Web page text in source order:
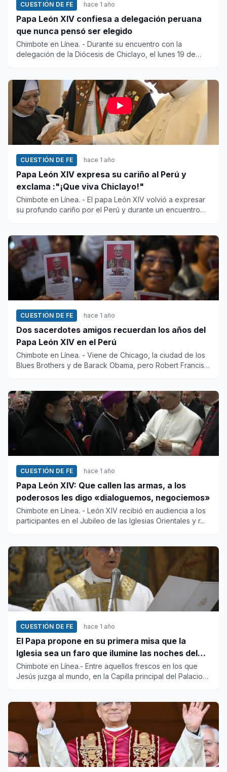
CUESTIÓN DE FE hace 1 año
Papa León XIV confiesa a delegación peruana
que nunca pensó ser elegido
Chimbote en Línea. - Durante su encuentro con la
delegación de la Diócesis de Chiclayo, el lunes 19 de
CUESTIÓN DE FE hace 1 año
Papa León XIV expresa su cariño al Perú y
exclama :"¡Que viva Chiclayo!"
Chimbote en Línea. - El papa León XIV volvió a expresar
su profundo cariño por el Perú y durante un encuentro
CUESTIÓN DE FE hace 1 año
Dos sacerdotes amigos recuerdan los años del
Papa León XIV en el Perú
Chimbote en Línea. - Viene de Chicago, la ciudad de los
Blues Brothers y de Barack Obama, pero Robert Francis
CUESTIÓN DE FE hace 1 año
Papa León XIV: Que callen las armas, a los
poderosos les digo «dialoguemos, negociemos»
Chimbote en Línea. - León XIV recibió en audiencia a los
participantes en el Jubileo de las Iglesias Orientales y r...
CUESTIÓN DE FE hace 1 año
El Papa propone en su primera misa que la
Iglesia sea un faro que ilumine las noches del
mundo
Chimbote en Línea.- Entre aquellos frescos en los que
Jesús juzga al mundo, en la Capilla principal del Palacio